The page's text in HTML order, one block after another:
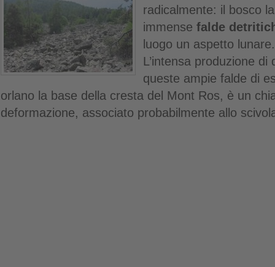
radicalmente: il bosco
immense falde
luogo un aspetto lunare.
L’intensa produzione
queste ampie falde di
orlano la base della cresta del Mont Ros, è un
deformazione, associato probabilmente allo